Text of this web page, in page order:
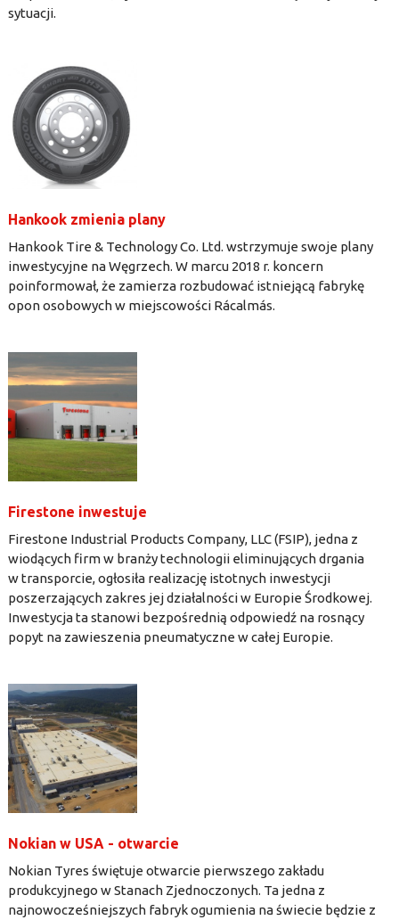
sytuacji.
Hankook zmienia plany
Hankook Tire & Technology Co. Ltd. wstrzymuje swoje plany
inwestycyjne na Węgrzech. W marcu 2018 r. koncern
poinformował, że zamierza rozbudować istniejącą fabrykę
opon osobowych w miejscowości Rácalmás.
Firestone inwestuje
Firestone Industrial Products Company, LLC (FSIP), jedna z
wiodących firm w branży technologii eliminujących drgania
w transporcie, ogłosiła realizację istotnych inwestycji
poszerzających zakres jej działalności w Europie Środkowej.
Inwestycja ta stanowi bezpośrednią odpowiedź na rosnący
popyt na zawieszenia pneumatyczne w całej Europie.
Nokian w USA - otwarcie
Nokian Tyres świętuje otwarcie pierwszego zakładu
produkcyjnego w Stanach Zjednoczonych. Ta jedna z
najnowocześniejszych fabryk ogumienia na świecie będzie z